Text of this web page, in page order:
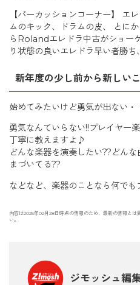
【パーカッションコーナー】 エ
ムのキック、ドラムの皮、 とに
らRolandエレドラ中古がショー
り状態の良いエレドラ早い者勝ち
新年度の少し前から新しい
始めてみたいけど勇気が出ない・
勇気なんていらない!!プレイヤー
丁寧に教えますよ♪
どんな楽器を演奏したい??どん
まづいてる??
などなど、楽器のことなら何でも
内容は2025年02月28日時点の情報のため、最新の情報と
い。
ジモッシュ編